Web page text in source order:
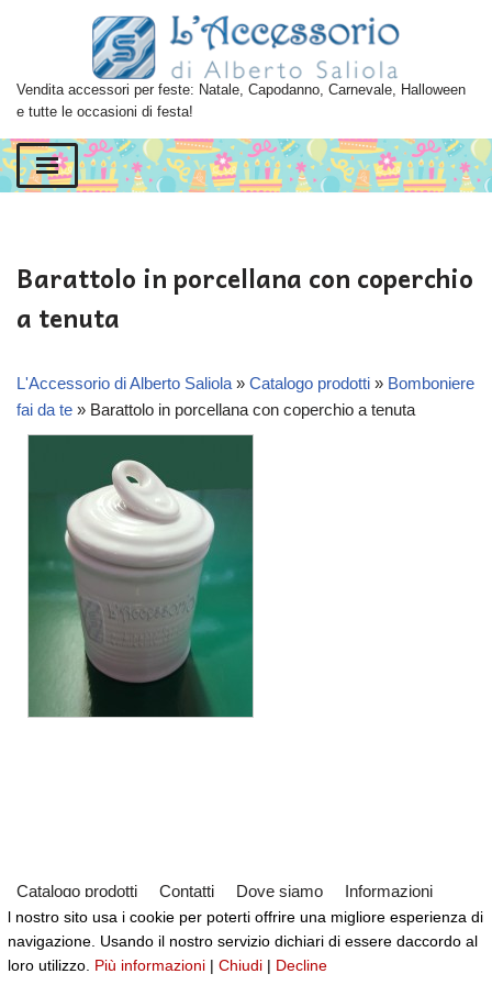
al
contenuto
Vendita accessori per feste: Natale, Capodanno, Carnevale, Halloween
e tutte le occasioni di festa!
Barattolo in porcellana con coperchio
a tenuta
L'Accessorio di Alberto Saliola » Catalogo prodotti » Bomboniere
fai da te » Barattolo in porcellana con coperchio a tenuta
Catalogo prodotti Contatti Dove siamo
Informazioni
Partner
Servizi Virtual Tour del Negozio
Neve| Powered byWordPress
l nostro sito usa i cookie per poterti offrire una migliore esperienza di
navigazione. Usando il nostro servizio dichiari di essere daccordo al
loro utilizzo. Più informazioni | Chiudi | Decline